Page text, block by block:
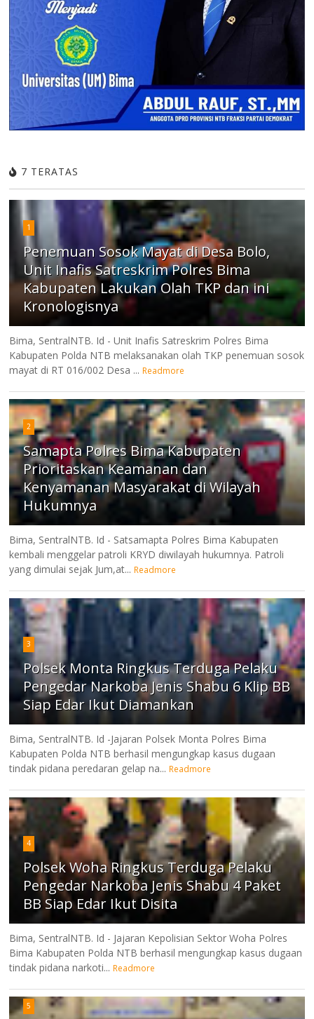
7 TERATAS
1
Penemuan Sosok Mayat di Desa Bolo,
Unit Inafis Satreskrim Polres Bima
Kabupaten Lakukan Olah TKP dan ini
Kronologisnya
Bima, SentralNTB. Id - Unit Inafis Satreskrim Polres Bima
Kabupaten Polda NTB melaksanakan olah TKP penemuan sosok
mayat di RT 016/002 Desa ... Readmore
2
Samapta Polres Bima Kabupaten
Prioritaskan Keamanan dan
Kenyamanan Masyarakat di Wilayah
Hukumnya
Bima, SentralNTB. Id - Satsamapta Polres Bima Kabupaten
kembali menggelar patroli KRYD diwilayah hukumnya. Patroli
yang dimulai sejak Jum,at... Readmore
3
Polsek Monta Ringkus Terduga Pelaku
Pengedar Narkoba Jenis Shabu 6 Klip BB
Siap Edar Ikut Diamankan
Bima, SentralNTB. Id -Jajaran Polsek Monta Polres Bima
Kabupaten Polda NTB berhasil mengungkap kasus dugaan
tindak pidana peredaran gelap na... Readmore
4
Polsek Woha Ringkus Terduga Pelaku
Pengedar Narkoba Jenis Shabu 4 Paket
BB Siap Edar Ikut Disita
Bima, SentralNTB. Id - Jajaran Kepolisian Sektor Woha Polres
Bima Kabupaten Polda NTB berhasil mengungkap kasus dugaan
tindak pidana narkoti... Readmore
5